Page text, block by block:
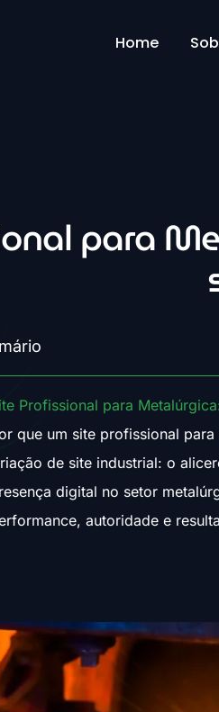
Home
para
Profissional para
que um site profissional
de site industrial: o
digital no setor
autoridade e